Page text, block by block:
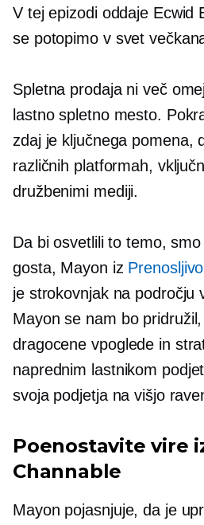
V tej epizodi oddaje Ecwid
se potopimo v svet
Spletna prodaja ni več
lastno spletno mesto.
zdaj je ključnega pomena,
različnih platformah,
družbenimi mediji.
Da bi osvetlili to temo,
gosta, Mayon iz Prenosljivo
je strokovnjak na področju
Mayon se nam bo
dragocene vpoglede in
naprednim lastnikom
svoja podjetja na višjo
Poenostavite vire
Channable
Mayon pojasnjuje, da je